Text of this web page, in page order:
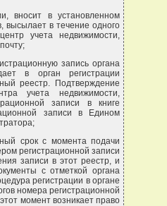
вносит в установленном
высылает в течение одного
учета недвижимости,
запись органа
в орган регистрации
реестр. Подтверждение
учета недвижимости,
записи в книге
записи в Едином
срок с момента подачи
регистрационной записи
записи в этот реестр, и
с отметкой органа
регистрации в органе
номера регистрационной
момент возникает право